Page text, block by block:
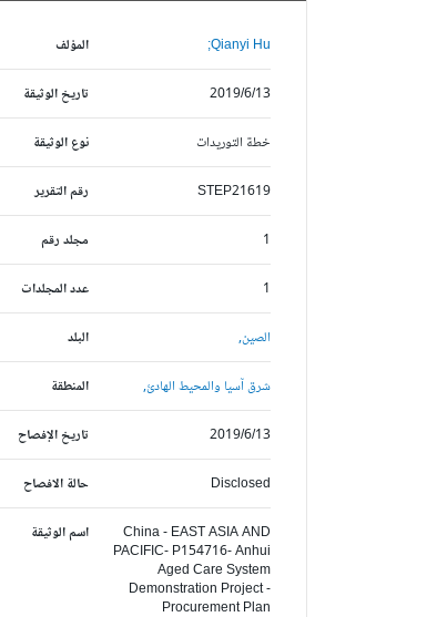
المؤلف Qianyi Hu;
تاريخ الوثيقة 2019/6/13
نوع الوثيقة خطة التوريدات
رقم التقرير STEP21619
مجلد رقم 1
عدد المجلدات 1
البلد الصين,
المنطقة شرق آسيا والمحيط الهادئ,
تاريخ الإفصاح 2019/6/13
حالة الافصاح Disclosed
اسم الوثيقة
China - EAST ASIA AND
PACIFIC- P154716- Anhui
Aged Care System
Demonstration Project -
Procurement Plan